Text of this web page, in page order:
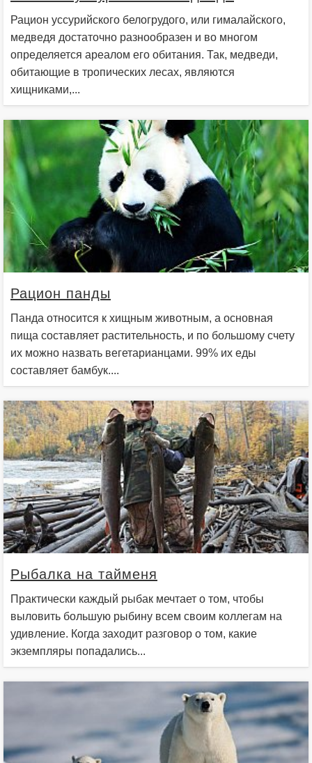
Рацион уссурийского белогрудого, или гималайского,
медведя достаточно разнообразен и во многом
определяется ареалом его обитания. Так, медведи,
обитающие в тропических лесах, являются
хищниками,...
Рацион панды
Панда относится к хищным животным, а основная
пища составляет растительность, и по большому счету
их можно назвать вегетарианцами. 99% их еды
составляет бамбук....
Рыбалка на тайменя
Практически каждый рыбак мечтает о том, чтобы
выловить большую рыбину всем своим коллегам на
удивление. Когда заходит разговор о том, какие
экземпляры попадались...